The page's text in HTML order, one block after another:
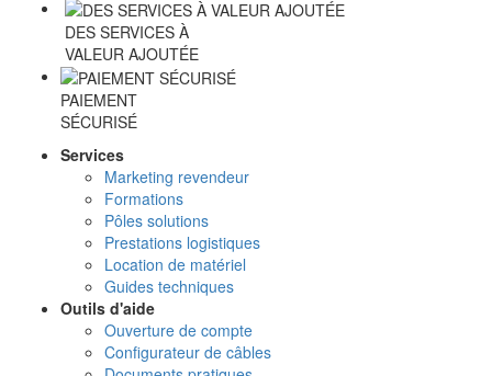
DES SERVICES À
VALEUR AJOUTÉE
PAIEMENT
SÉCURISÉ
Services
Marketing revendeur
Formations
Pôles solutions
Prestations logistiques
Location de matériel
Guides techniques
Outils d'aide
Ouverture de compte
Configurateur de câbles